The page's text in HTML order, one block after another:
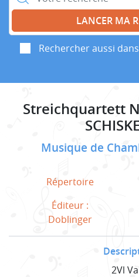
Rechercher aussi
Streichquartett
Musique de
Répertoire
Éditeur :
Doblinger
2Vl